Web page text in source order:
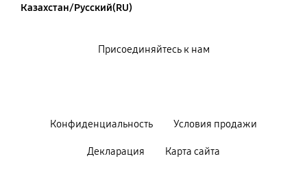
Казахстан/Русский(RU)
Конфиденциальность Условия продажи
Декларация Карта сайта
Присоединяйтесь к нам